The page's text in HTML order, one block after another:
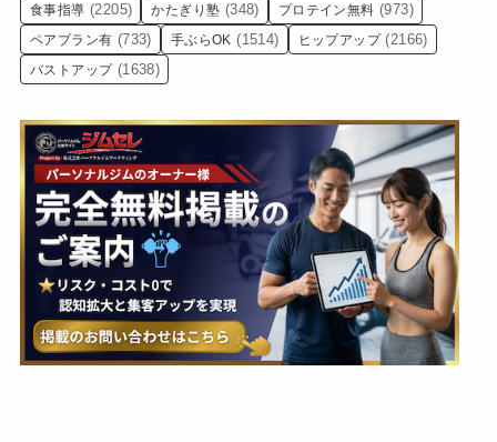
食事指導 (2205) かたぎり塾 (348) プロテイン無料 (973)
ペアプラン有 (733) 手ぶらOK (1514) ヒップアップ (2166)
バストアップ (1638)